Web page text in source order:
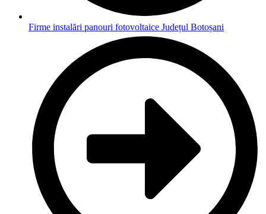
Firme instalări panouri fotovoltaice Județul Botoșani